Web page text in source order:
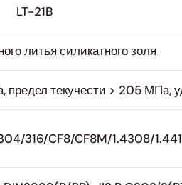
LT-21B
литья силикатного золя
предел текучести > 205 МПа,
316/CF8/CF8M/1.4308/